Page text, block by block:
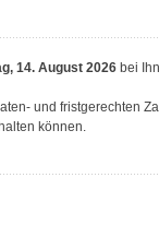
14. August 2026 bei
und fristgerechten
können.